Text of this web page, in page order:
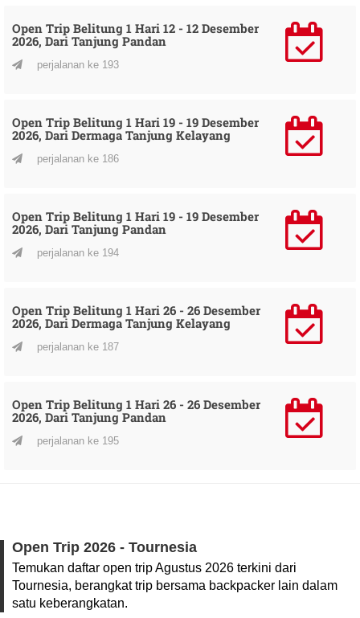
Open Trip Belitung 1 Hari 12 - 12 Desember
2026, Dari Tanjung Pandan
perjalanan ke 193
Open Trip Belitung 1 Hari 19 - 19 Desember
2026, Dari Dermaga Tanjung Kelayang
perjalanan ke 186
Open Trip Belitung 1 Hari 19 - 19 Desember
2026, Dari Tanjung Pandan
perjalanan ke 194
Open Trip Belitung 1 Hari 26 - 26 Desember
2026, Dari Dermaga Tanjung Kelayang
perjalanan ke 187
Open Trip Belitung 1 Hari 26 - 26 Desember
2026, Dari Tanjung Pandan
perjalanan ke 195
Open Trip 2026 - Tournesia
Temukan daftar open trip Agustus 2026 terkini dari
Tournesia, berangkat trip bersama backpacker lain dalam
satu keberangkatan.